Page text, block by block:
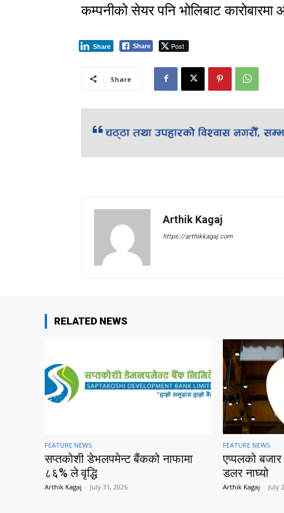
कम्पनीको सेयर पनि भोलिबाट
Share Post
Share
Share
Arthik Kagaj
https://arthikkagaj.com
RELATED NEWS
FEATURE NEWS
सप्तकोशी डेभलपमेन्ट बैंकको नाफामा
८६% ले वृद्धि
Arthik Kagaj - July 31, 2026
FEATURE NEWS
एप्पलको
डलर नाघ्यो
Arthik Kagaj - July